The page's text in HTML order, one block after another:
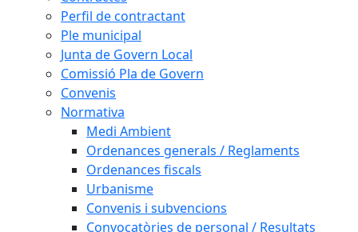
Perfil de contractant
Ple municipal
Junta de Govern Local
Comissió Pla de Govern
Convenis
Normativa
Medi Ambient
Ordenances generals / Reglaments
Ordenances fiscals
Urbanisme
Convenis i subvencions
Convocatòries de personal / Resultats